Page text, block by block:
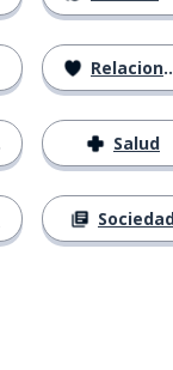
Relaciones
Salud